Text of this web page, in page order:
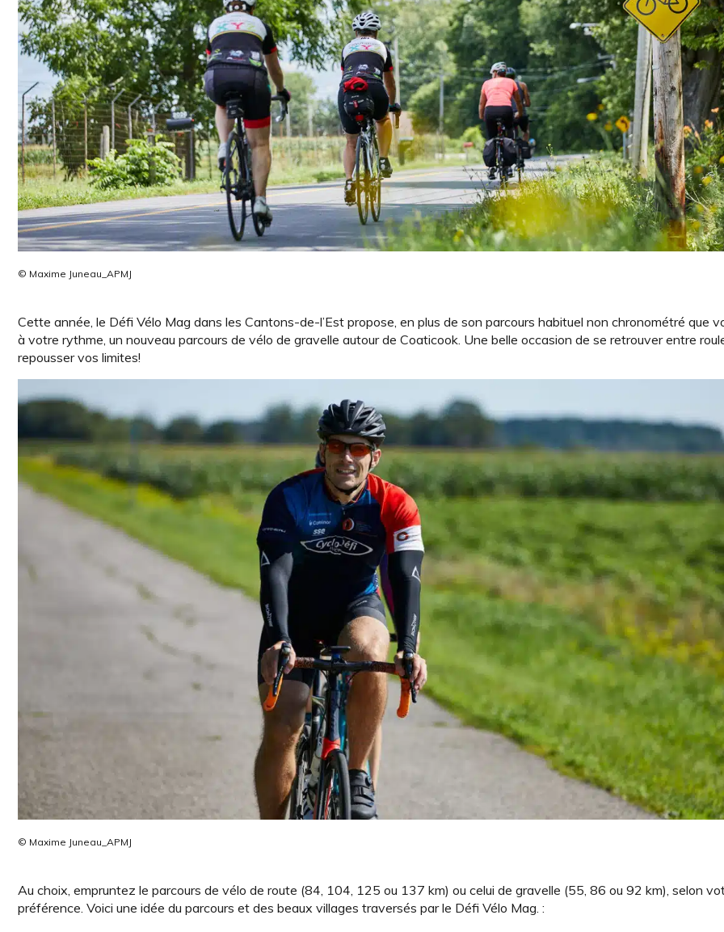
© Maxime Juneau_APMJ
Cette année, le Défi Vélo Mag dans les Cantons-de-l’Est propose, en plus de son parcours habituel non chronométré que
à votre rythme, un nouveau parcours de vélo de gravelle autour de Coaticook. Une belle occasion de se retrouver entre
repousser vos limites!
© Maxime Juneau_APMJ
Au choix, empruntez le parcours de vélo de route (84, 104, 125 ou 137 km) ou celui de gravelle (55, 86 ou 92 km), selon
préférence. Voici une idée du parcours et des beaux villages traversés par le Défi Vélo Mag. :